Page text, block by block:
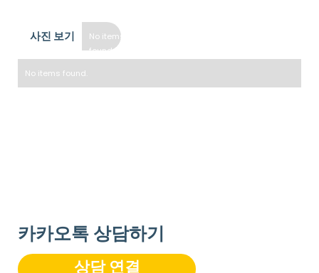
사진 보기
No items
found.
No items found.
카카오톡 상담하기
상담 연결